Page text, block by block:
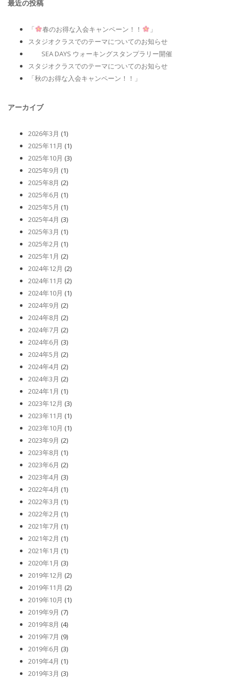
最近の投稿
「 春のお得な入会キャンペーン！！
」
スタジオクラスでのテーマについてのお知らせ
SEA DAYS ウォーキングスタンプラリー開催
スタジオクラスでのテーマについてのお知らせ
「秋のお得な入会キャンペーン！！」
アーカイブ
2026年3月 (1)
2025年11月 (1)
2025年10月 (3)
2025年9月 (1)
2025年8月 (2)
2025年6月 (1)
2025年5月 (1)
2025年4月 (3)
2025年3月 (1)
2025年2月 (1)
2025年1月 (2)
2024年12月 (2)
2024年11月 (2)
2024年10月 (1)
2024年9月 (2)
2024年8月 (2)
2024年7月 (2)
2024年6月 (3)
2024年5月 (2)
2024年4月 (2)
2024年3月 (2)
2024年1月 (1)
2023年12月 (3)
2023年11月 (1)
2023年10月 (1)
2023年9月 (2)
2023年8月 (1)
2023年6月 (2)
2023年4月 (3)
2022年4月 (1)
2022年3月 (1)
2022年2月 (1)
2021年7月 (1)
2021年2月 (1)
2021年1月 (1)
2020年1月 (3)
2019年12月 (2)
2019年11月 (2)
2019年10月 (1)
2019年9月 (7)
2019年8月 (4)
2019年7月 (9)
2019年6月 (3)
2019年4月 (1)
2019年3月 (3)